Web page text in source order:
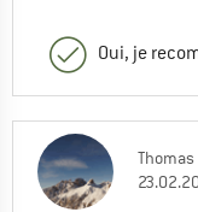
Oui, je
Thomas